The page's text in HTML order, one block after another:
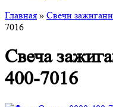
Главная » Свечи
7016
Свеча
400-7016